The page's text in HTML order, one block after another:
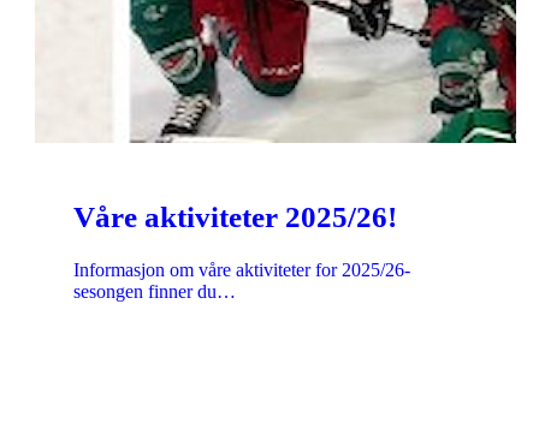
Våre aktiviteter 2025/26!
Informasjon om våre aktiviteter for 2025/26-
sesongen finner du…